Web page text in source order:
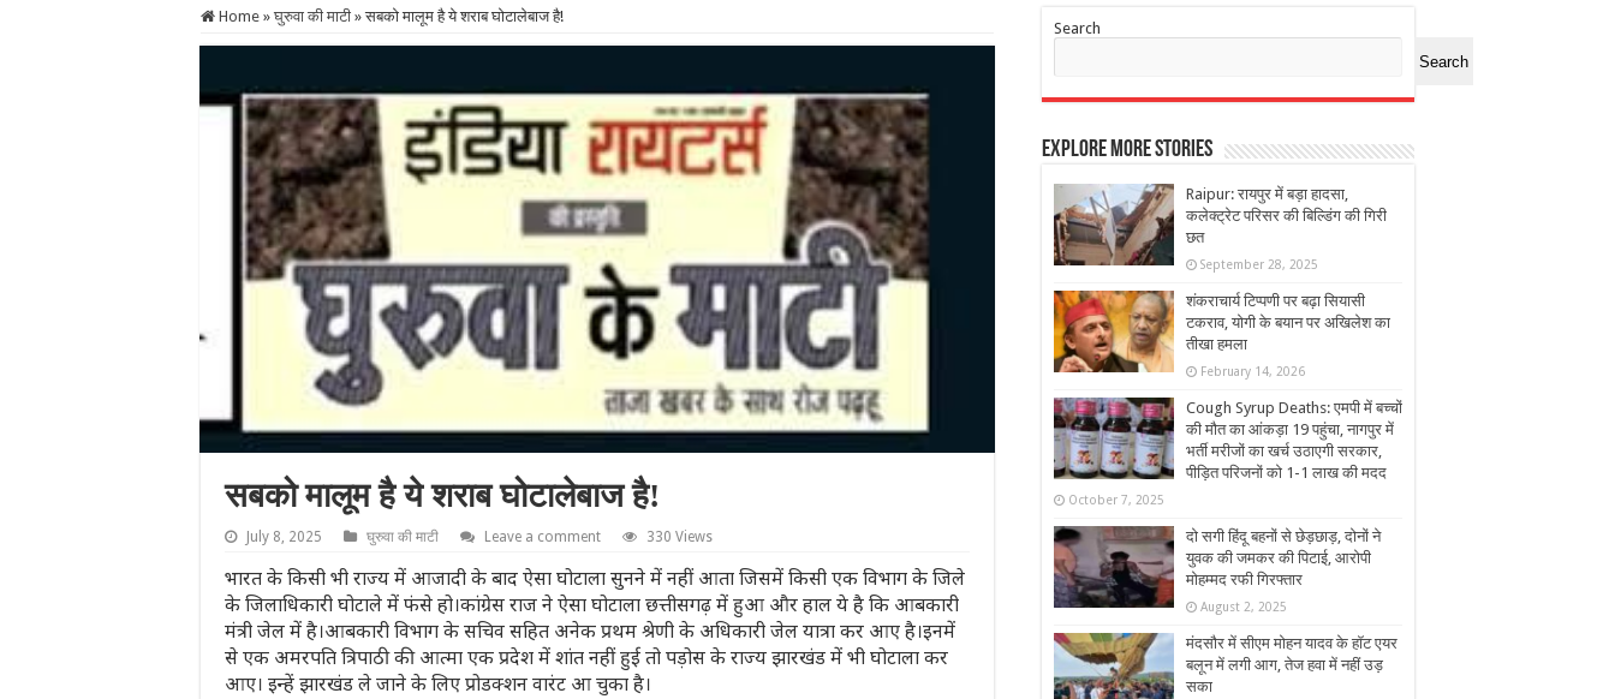
Home » घुरुवा की माटी » सबको मालूम है ये शराब घोटालेबाज है!
सबको मालूम है ये शराब घोटालेबाज है!
July 8, 2025 घुरुवा की माटी Leave a comment 330 Views
भारत के किसी भी राज्य में आजादी के बाद ऐसा घोटाला सुनने में नहीं आता जिसमें किसी एक विभाग के जिले
के जिलाधिकारी घोटाले में फंसे हो।कांग्रेस राज ने ऐसा घोटाला छत्तीसगढ़ में हुआ और हाल ये है कि आबकारी
मंत्री जेल में है।आबकारी विभाग के सचिव सहित अनेक प्रथम श्रेणी के अधिकारी जेल यात्रा कर आए है।इनमें
से एक अमरपति त्रिपाठी की आत्मा एक प्रदेश में शांत नहीं हुई तो पड़ोस के राज्य झारखंड में भी घोटाला कर
आए। इन्हें झारखंड ले जाने के लिए प्रोडक्शन वारंट आ चुका है।
Search
Search
Explore More Stories
Raipur: रायपुर में बड़ा हादसा,
कलेक्ट्रेट परिसर की बिल्डिंग की गिरी
छत
September 28, 2025
शंकराचार्य टिप्पणी पर बढ़ा सियासी
टकराव, योगी के बयान पर अखिलेश का
तीखा हमला
February 14, 2026
Cough Syrup Deaths: एमपी में बच्चों
की मौत का आंकड़ा 19 पहुंचा, नागपुर में
भर्ती मरीजों का खर्च उठाएगी सरकार,
पीड़ित परिजनों को 1-1 लाख की मदद
October 7, 2025
दो सगी हिंदू बहनों से छेड़छाड़, दोनों ने
युवक की जमकर की पिटाई, आरोपी
मोहम्मद रफी गिरफ्तार
August 2, 2025
मंदसौर में सीएम मोहन यादव के हॉट एयर
बलून में लगी आग, तेज हवा में नहीं उड़
सका